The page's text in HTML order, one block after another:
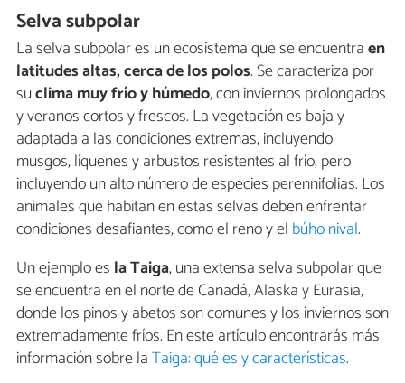
Selva subpolar
La selva subpolar es un ecosistema que se encuentraen
latitudes altas, cerca de los polos. Se caracteriza por
suclima muy frío y húmedo, con inviernos prolongados
y veranos cortos y frescos. La vegetación es baja y
adaptada a las condiciones extremas, incluyendo
musgos, líquenes y arbustos resistentes al frío, pero
incluyendo un alto número de especies perennifolias. Los
animales que habitan en estas selvas deben enfrentar
condiciones desafiantes, como el reno y el búho nival.
Un ejemplo es la Taiga, una extensa selva subpolar que
se encuentra en el norte de Canadá, Alaska y Eurasia,
donde los pinos y abetos son comunes y los inviernos son
extremadamente fríos. En este artículo encontrarás más
información sobre laTaiga: qué es y características.